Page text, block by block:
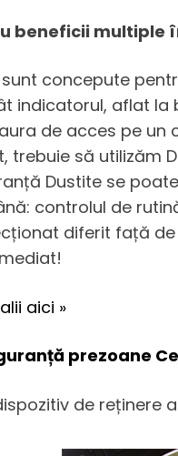
beneficii multiple
sunt concepute
indicatorul, aflat la
de acces pe
să utilizăm
Dustite se
controlul de
diferit față
aici »
prezoane
de reținere